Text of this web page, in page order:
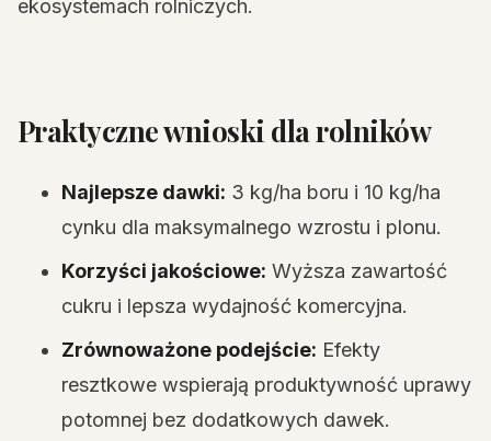
ekosystemach rolniczych.
Praktyczne wnioski dla rolników
Najlepsze dawki: 3 kg/ha boru i 10 kg/ha
cynku dla maksymalnego wzrostu i plonu.
Korzyści jakościowe: Wyższa zawartość
cukru i lepsza wydajność komercyjna.
Zrównoważone podejście: Efekty
resztkowe wspierają produktywność uprawy
potomnej bez dodatkowych dawek.